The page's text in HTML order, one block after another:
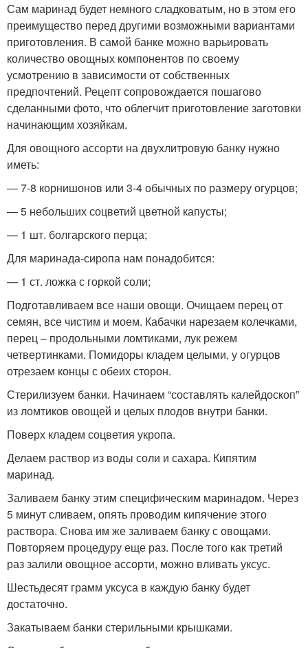
Сам маринад будет немного сладковатым, но в этом его
преимущество перед другими возможными вариантами
приготовления. В самой банке можно варьировать
количество овощных компонентов по своему
усмотрению в зависимости от собственных
предпочтений. Рецепт сопровождается пошагово
сделанными фото, что облегчит приготовление заготовки
начинающим хозяйкам.
Для овощного ассорти на двухлитровую банку нужно
иметь:
— 7-8 корнишонов или 3-4 обычных по размеру огурцов;
— 5 небольших соцветий цветной капусты;
— 1 шт. болгарского перца;
Для маринада-сиропа нам понадобится:
— 1 ст. ложка с горкой соли;
Подготавливаем все наши овощи. Очищаем перец от
семян, все чистим и моем. Кабачки нарезаем колечками,
перец – продольными ломтиками, лук режем
четвертинками. Помидоры кладем целыми, у огурцов
отрезаем концы с обеих сторон.
Стерилизуем банки. Начинаем “составлять калейдоскоп”
из ломтиков овощей и целых плодов внутри банки.
Поверх кладем соцветия укропа.
Делаем раствор из воды соли и сахара. Кипятим
маринад.
Заливаем банку этим специфическим маринадом. Через
5 минут сливаем, опять проводим кипячение этого
раствора. Снова им же заливаем банку с овощами.
Повторяем процедуру еще раз. После того как третий
раз залили овощное ассорти, можно вливать уксус.
Шестьдесят грамм уксуса в каждую банку будет
достаточно.
Закатываем банки стерильными крышками.